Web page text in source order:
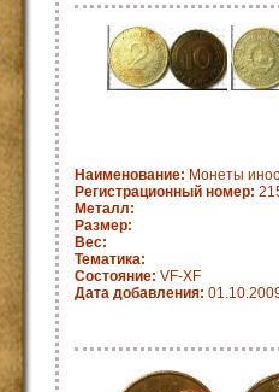
Наименование: Монеты
Регистрационный номер:
Металл:
Размер:
Вес:
Тематика:
Состояние: VF-XF
Дата добавления: